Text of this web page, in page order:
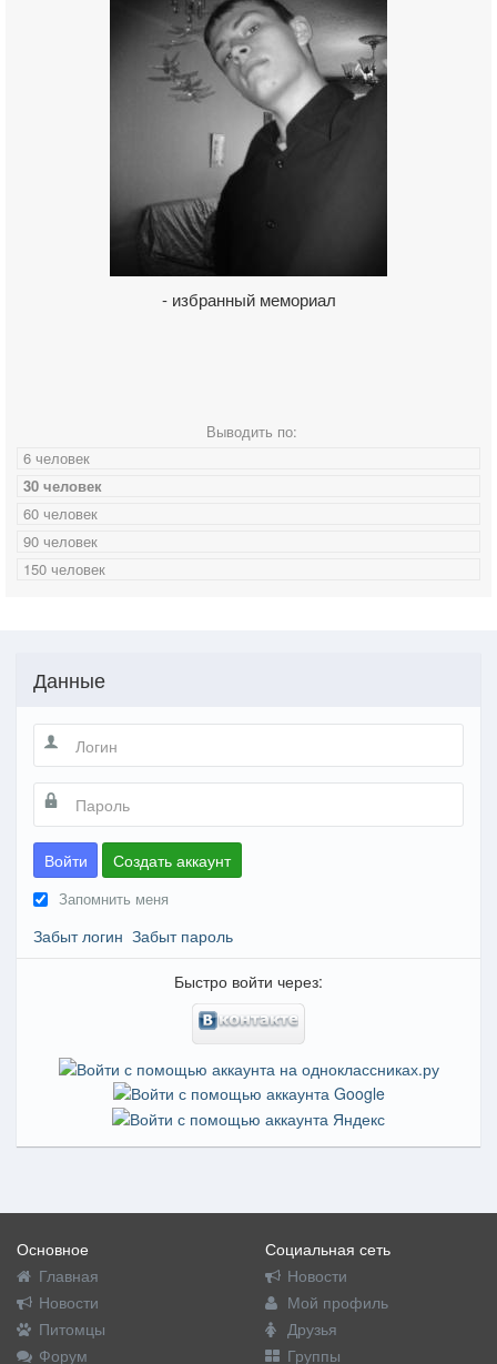
- избранный мемориал
Выводить по:
6 человек
30 человек
60 человек
90 человек
150 человек
Данные
Войти Создать аккаунт
Запомнить меня
Забыт логин Забыт пароль
Быстро войти через:
Основное
Главная
Новости
Питомцы
Форум
Социальная сеть
Новости
Мой профиль
Друзья
Группы